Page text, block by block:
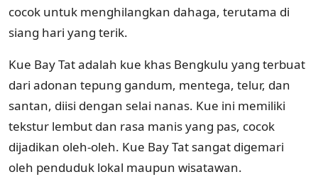
cocok untuk menghilangkan dahaga, terutama di
siang hari yang terik.
Kue Bay Tat adalah kue khas Bengkulu yang terbuat
dari adonan tepung gandum, mentega, telur, dan
santan, diisi dengan selai nanas. Kue ini memiliki
tekstur lembut dan rasa manis yang pas, cocok
dijadikan oleh-oleh. Kue Bay Tat sangat digemari
oleh penduduk lokal maupun wisatawan.